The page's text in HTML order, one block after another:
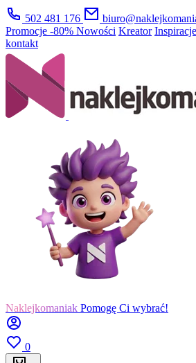
502 481 176
Promocje -80% Nowości Kreator Inspiracje
kontakt
Naklejkomaniak Pomogę Ci wybrać!
0